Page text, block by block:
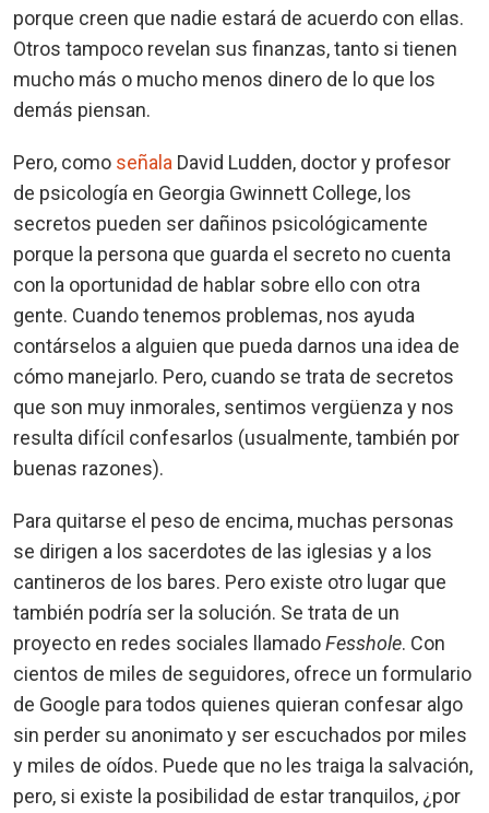
porque creen que nadie estará de acuerdo con ellas.
Otros tampoco revelan sus finanzas, tanto si tienen
mucho más o mucho menos dinero de lo que los
demás piensan.
Pero, como señala David Ludden, doctor y profesor
de psicología en Georgia Gwinnett College, los
secretos pueden ser dañinos psicológicamente
porque la persona que guarda el secreto no cuenta
con la oportunidad de hablar sobre ello con otra
gente. Cuando tenemos problemas, nos ayuda
contárselos a alguien que pueda darnos una idea de
cómo manejarlo. Pero, cuando se trata de secretos
que son muy inmorales, sentimos vergüenza y nos
resulta difícil confesarlos (usualmente, también por
buenas razones).
Para quitarse el peso de encima, muchas personas
se dirigen a los sacerdotes de las iglesias y a los
cantineros de los bares. Pero existe otro lugar que
también podría ser la solución. Se trata de un
proyecto en redes sociales llamadoFesshole. Con
cientos de miles de seguidores, ofrece un formulario
de Google para todos quienes quieran confesar algo
sin perder su anonimato y ser escuchados por miles
y miles de oídos. Puede que no les traiga la salvación,
pero, si existe la posibilidad de estar tranquilos, ¿por